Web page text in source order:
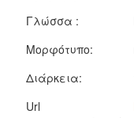
Γλώσσα :
Μορφότυπο:
Διάρκεια:
Url